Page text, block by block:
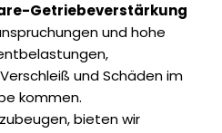
Getriebeverstärkung
und hohe
und Schäden im
kommen.
bieten wir